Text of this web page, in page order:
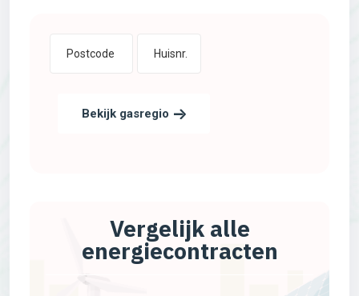
Bekijk gasregio
Vergelijk alle
energiecontracten